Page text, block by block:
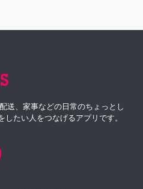
送、家事などの日常のちょっとし
たい人をつなげるアプリです。